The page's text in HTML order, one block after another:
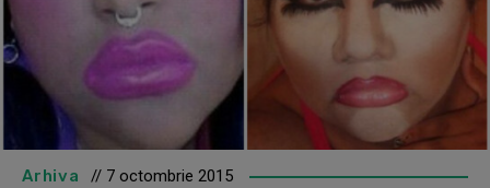
Arhiva // 7 octombrie 2015